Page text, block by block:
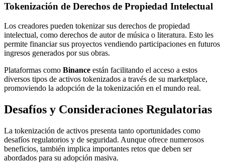
Tokenización de Derechos de Propiedad Intelectual
Los creadores pueden tokenizar sus derechos de propiedad
intelectual, como derechos de autor de música o literatura. Esto les
permite financiar sus proyectos vendiendo participaciones en futuros
ingresos generados por sus obras.
Plataformas como Binance están facilitando el acceso a estos
diversos tipos de activos tokenizados a través de su marketplace,
promoviendo la adopción de la tokenización en el mundo real.
Desafíos y Consideraciones Regulatorias
La tokenización de activos presenta tanto oportunidades como
desafíos regulatorios y de seguridad. Aunque ofrece numerosos
beneficios, también implica importantes retos que deben ser
abordados para su adopción masiva.